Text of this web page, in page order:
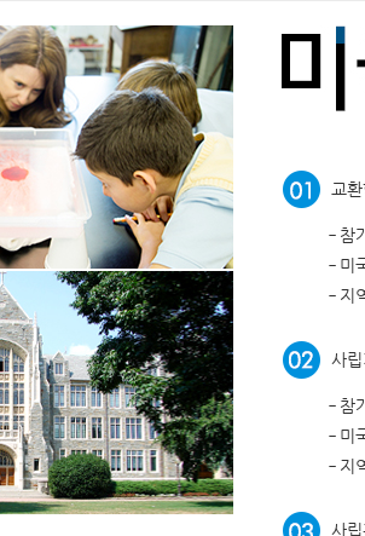
교
‑ 참
‑ 미
‑ 지
사
‑ 참
‑ 미
‑ 지
사